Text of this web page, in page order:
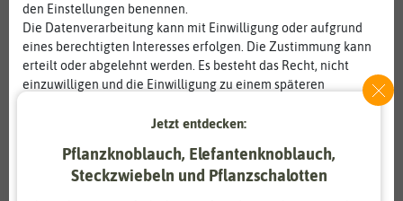
-20%
den Einstellungen benennen.
Die Datenverarbeitung kann mit Einwilligung oder aufgrund
eines berechtigten Interesses erfolgen. Die Zustimmung kann
erteilt oder abgelehnt werden. Es besteht das Recht, nicht
einzuwilligen und die Einwilligung zu einem späteren
Informationen zur Verwendung personenbezogener Daten und
Essenziell Statistik
Jetzt entdecken:
Pflanzknoblauch, Elefantenknoblauch,
Steckzwiebeln und Pflanzschalotten